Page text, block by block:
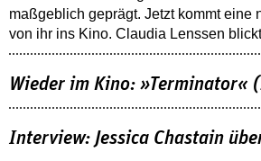
maßgeblich geprägt. Jetzt kommt eine
von ihr ins Kino. Claudia Lenssen
Wieder im Kino: »Terminator«
Interview: Jessica Chastain